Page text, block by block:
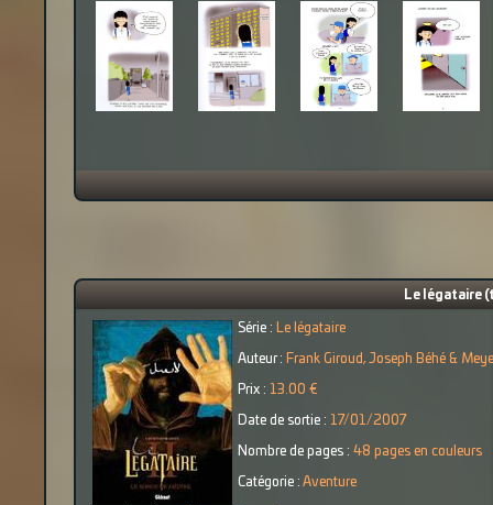
Le légataire
Série : Le légataire
Auteur : Frank Giroud, Joseph Béhé &
Prix : 13.00 €
Date de sortie : 17/01/2007
Nombre de pages : 48 pages en couleurs
Catégorie : Aventure